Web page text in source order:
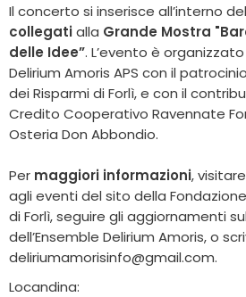
Il concerto si inserisce all’interno
collegatialla Grande Mostra
delle Idee”. L’evento è
Delirium Amoris APS con il
dei Risparmi di Forlì, e con il
Credito Cooperativo Ravennate
Osteria Don Abbondio.
Per maggiori informazioni,
agli eventi del sito della
di Forlì, seguire gli aggiornamenti
dell’Ensemble Delirium Amoris, o
deliriumamorisinfo@gmail.com.
Locandina: